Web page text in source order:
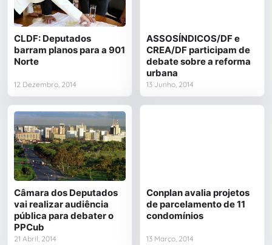
CLDF: Deputados
barram planos para a 901
Norte
12 Dezembro, 2014
ASSOSÍNDICOS/DF e
CREA/DF participam de
debate sobre a reforma
urbana
13 Junho, 2014
Câmara dos Deputados
vai realizar audiência
pública para debater o
PPCub
21 Abril, 2014
Conplan avalia projetos
de parcelamento de 11
condomínios
13 Março, 2014